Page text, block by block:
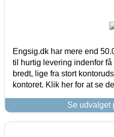
Engsig.dk har mere end
til hurtig levering indenfor
bredt, lige fra stort
kontoret. Klik her for at se
Se udvalget